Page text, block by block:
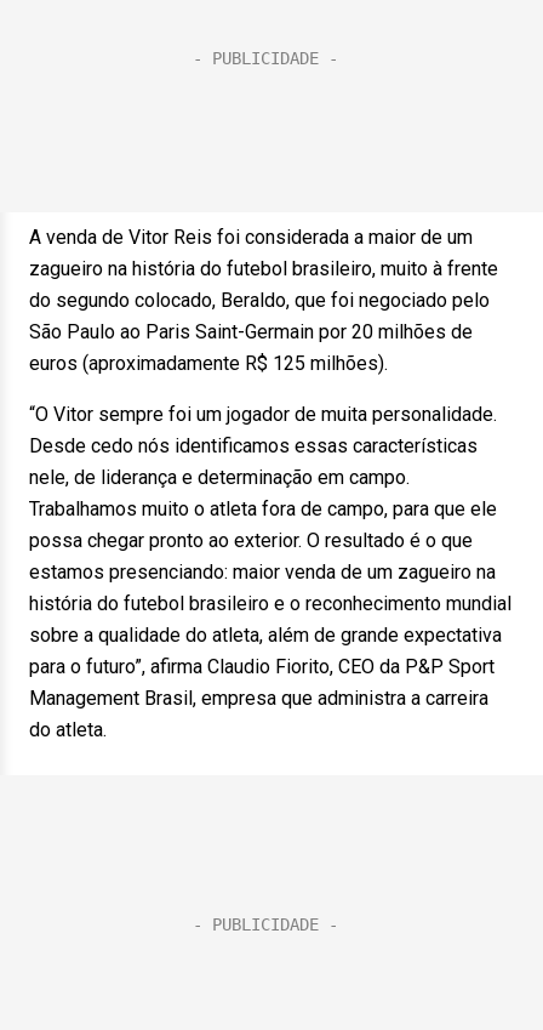
A venda de Vitor Reis foi considerada a maior de um
zagueiro na história do futebol brasileiro, muito à frente
do segundo colocado, Beraldo, que foi negociado pelo
São Paulo ao Paris Saint-Germain por 20 milhões de
euros (aproximadamente R$ 125 milhões).
“O Vitor sempre foi um jogador de muita personalidade.
Desde cedo nós identificamos essas características
nele, de liderança e determinação em campo.
Trabalhamos muito o atleta fora de campo, para que ele
possa chegar pronto ao exterior. O resultado é o que
estamos presenciando: maior venda de um zagueiro na
história do futebol brasileiro e o reconhecimento mundial
sobre a qualidade do atleta, além de grande expectativa
para o futuro”, afirma Claudio Fiorito, CEO da P&P Sport
Management Brasil, empresa que administra a carreira
do atleta.